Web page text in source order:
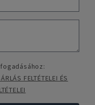
FELTÉTELEI ÉS